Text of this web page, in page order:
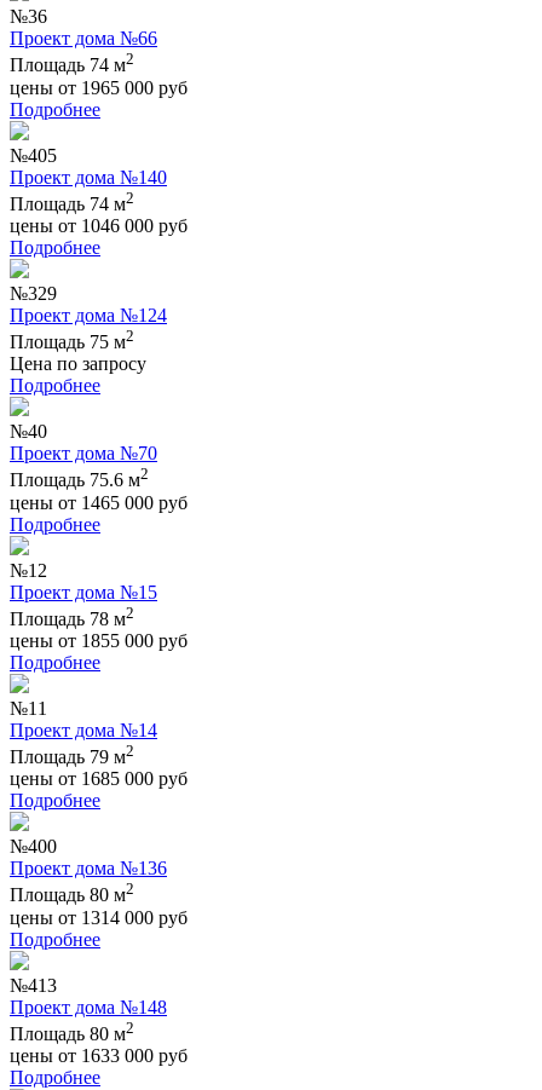
№36
Проект дома №66
Площадь 74 м2
цены от 1965 000 руб
Подробнее
№405
Проект дома №140
Площадь 74 м2
цены от 1046 000 руб
Подробнее
№329
Проект дома №124
Площадь 75 м2
Цена по запросу
Подробнее
№40
Проект дома №70
Площадь 75.6 м2
цены от 1465 000 руб
Подробнее
№12
Проект дома №15
Площадь 78 м2
цены от 1855 000 руб
Подробнее
№11
Проект дома №14
Площадь 79 м2
цены от 1685 000 руб
Подробнее
№400
Проект дома №136
Площадь 80 м2
цены от 1314 000 руб
Подробнее
№413
Проект дома №148
Площадь 80 м2
цены от 1633 000 руб
Подробнее